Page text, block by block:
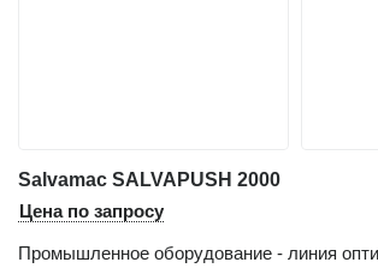
Salvamac SALVAPUSH 2000
Цена по запросу
Промышленное оборудование - линия